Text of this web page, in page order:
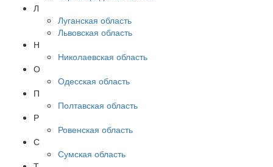
Л
Луганская область
Львовская область
Н
Николаевская область
О
Одесская область
П
Полтавская область
Р
Ровенская область
С
Сумская область